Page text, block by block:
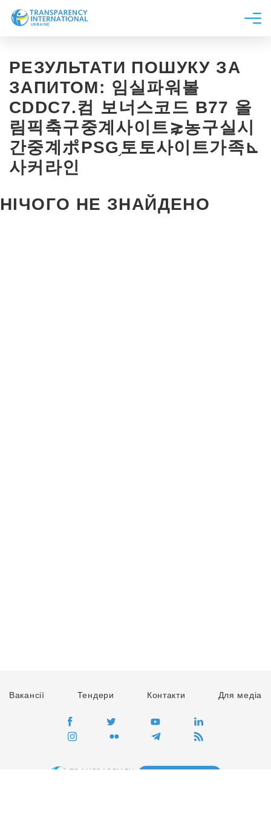
Новини
Дослідження
Напрями роботи
Долучитися
РЕЗУЛЬТАТИ ПОШУКУ ЗА
ЗАПИТОМ: 임실파워볼
CDDC7.컴 보너스코드 B77 올
림픽축구중계사이트⋧농구실시
간중계ポPSG֥토토사이트가족⊾
사커라인
НІЧОГО НЕ ЗНАЙДЕНО
Вакансії Тендери Контакти Для медіа